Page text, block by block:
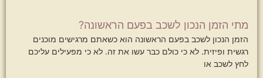
מתי הזמן הנכון לשכב בפעם הראשונה?
הזמן הנכון לשכב בפעם הראשונה הוא כשאתם מרגישים מוכנים
רגשית ופיזית. לא כי כולם כבר עשו את זה. לא כי מפעילים עליכם
לחץ לשכב או